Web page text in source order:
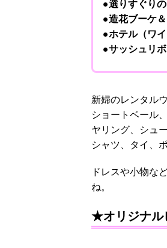
●選りすぐり
●造花ブーケ
●ホテル（ワ
●サッシュリ
新婦のレンタル
ショートベール
ヤリング、シュ
シャツ、タイ、
ドレスや小物な
ね。
★オリジナル